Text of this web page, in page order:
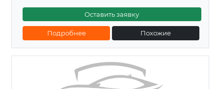
Оставить заявку
Подробнее Похожие